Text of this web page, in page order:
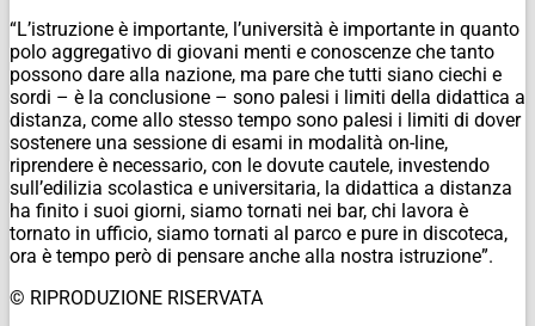
“L’istruzione è importante, l’università è importante in quanto
polo aggregativo di giovani menti e conoscenze che tanto
possono dare alla nazione, ma pare che tutti siano ciechi e
sordi – è la conclusione – sono palesi i limiti della didattica a
distanza, come allo stesso tempo sono palesi i limiti di dover
sostenere una sessione di esami in modalità on-line,
riprendere è necessario, con le dovute cautele, investendo
sull’edilizia scolastica e universitaria, la didattica a distanza
ha finito i suoi giorni, siamo tornati nei bar, chi lavora è
tornato in ufficio, siamo tornati al parco e pure in discoteca,
ora è tempo però di pensare anche alla nostra istruzione”.
© RIPRODUZIONE RISERVATA